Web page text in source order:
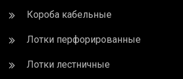
Короба кабельные
Лотки перфорированные
Лотки лестничные